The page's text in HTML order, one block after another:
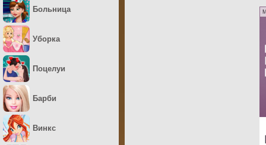
Больница
Уборка
Поцелуи
Барби
Винкс